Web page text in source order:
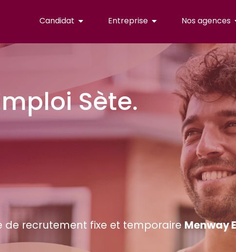
Candidat Entreprise Nos agences
Sète.
de recrutement fixe et temporaireMenway